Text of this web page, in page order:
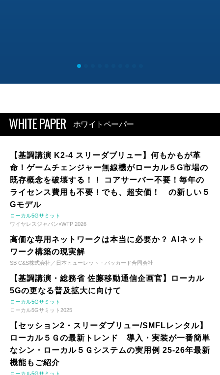
WHITE PAPER ホワイトペーパー
【基調講演 K2-4 スリーダブリュー】何もかもが革
命！ゲームチェンジャー無線機がローカル５G市場の
既存概念を破壊する！！ コアサーバー不要！毎年の
ライセンス費用も不要！でも、超安価！ の新しい５
Gモデル
ローカル5Gサミット
ワイヤレスジャパン×WTP 2026
高価な専用ネットワークは本当に必要か？ AIネット
ワーク構築の現実解
SB C&S株式会社／日本ヒューレット・パッカード合同会社
【基調講演・総務省 佐藤移動通信企画官】ローカル
5Gの更なる普及拡大に向けて
ローカル5Gサミット
ローカル5Gサミット2025
【セッション2・スリーダブリュー/SMFLレンタル】
ローカル５Ｇの最新トレンド 導入・実装が一番簡単
なシン・ローカル５Ｇシステムの実用例 25-26年最新
機能もご紹介
ローカル5Gサミット